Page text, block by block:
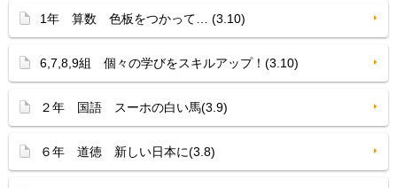
1年 算数 色板をつかって… (3.10)
6,7,8,9組 個々の学びをスキルアップ！(3.10)
２年 国語 スーホの白い馬(3.9)
６年 道徳 新しい日本に(3.8)